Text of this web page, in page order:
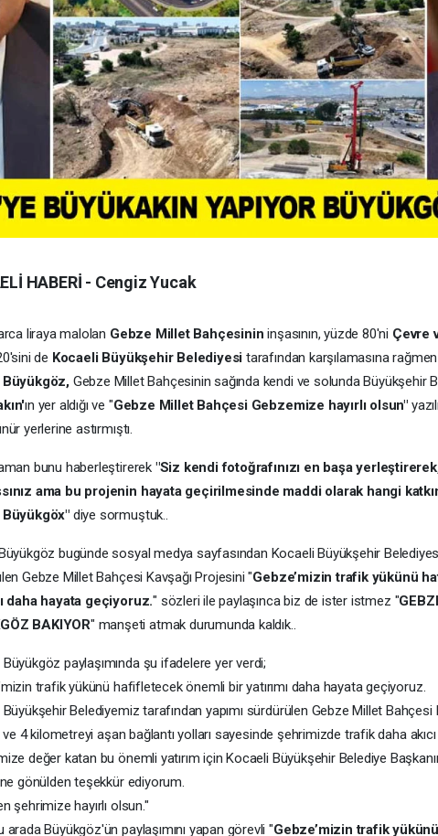
HABERİ - Cengiz Yucak
liraya malolan Gebze Millet Bahçesinin inşasının, yüzde 80'ni Çevre
de Kocaeli Büyükşehir Belediyesi tarafından karşılamasına
Gebze Millet Bahçesinin sağında kendi ve solunda Büyükşehir
ın yer aldığı ve "Gebze Millet Bahçesi Gebzemize hayırlı olsun"
yerlerine astırmıştı.
bunu haberleştirerek "Siz kendi fotoğrafınızı en başa
ama bu projenin hayata geçirilmesinde maddi olarak hangi
diye sormuştuk..
bugünde sosyal medya sayfasından Kocaeli Büyükşehir Belediyesi
Gebze Millet Bahçesi Kavşağı Projesini "Gebze’mizin trafik yükünü
daha hayata geçiyoruz." sözleri ile paylaşınca biz de ister istmez "
BAKIYOR" manşeti atmak durumunda kaldık..
paylaşımında şu ifadelere yer verdi;
trafik yükünü hafifletecek önemli bir yatırımı daha hayata geçiyoruz.
Belediyemiz tarafından yapımı sürdürülen Gebze Millet Bahçesi
4 kilometreyi aşan bağlantı yolları sayesinde şehrimizde trafik daha
değer katan bu önemli yatırım için Kocaeli Büyükşehir Belediye
gönülden teşekkür ediyorum.
şehrimize hayırlı olsun."
arada Büyükgöz'ün paylaşımını yapan görevli "Gebze’mizin trafik